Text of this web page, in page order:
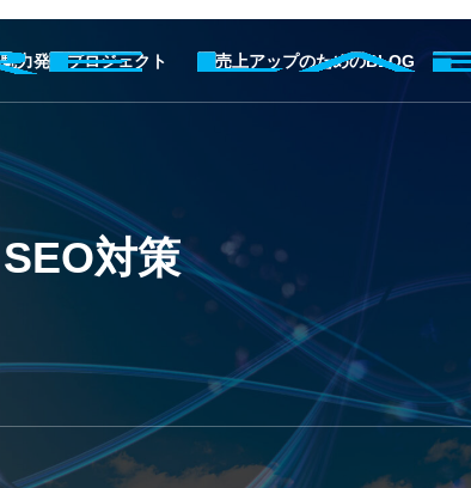
魅力発掘プロジェクト 売上アップのためのBLOG
SEO対策